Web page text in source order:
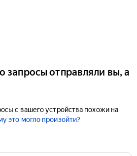
запросы отправляли вы, а
с вашего устройства похожи на
это могло произойти?